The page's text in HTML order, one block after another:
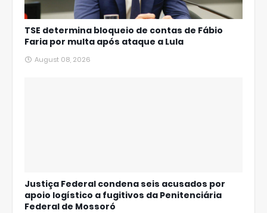
TSE determina bloqueio de contas de Fábio
Faria por multa após ataque a Lula
August 08, 2026
Justiça Federal condena seis acusados por
apoio logístico a fugitivos da Penitenciária
Federal de Mossoró